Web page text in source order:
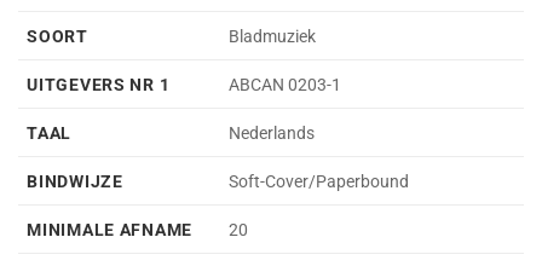
SOORT Bladmuziek
UITGEVERS NR 1 ABCAN 0203-1
TAAL Nederlands
BINDWIJZE Soft-Cover/Paperbound
MINIMALE AFNAME 20